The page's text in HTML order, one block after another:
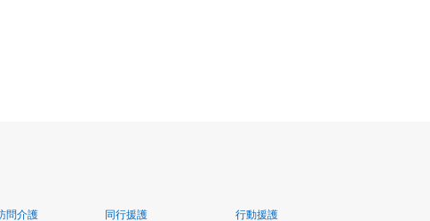
問介護 同行援護 行動援護